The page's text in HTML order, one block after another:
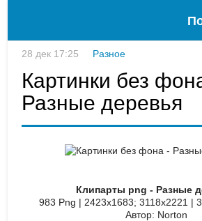
28 дек 17:25 Разное
Картинки без
Разные деревья
Клипарты png - Разные
983 Png | 2423x1683; 3118х2221 |
Автор: Norton